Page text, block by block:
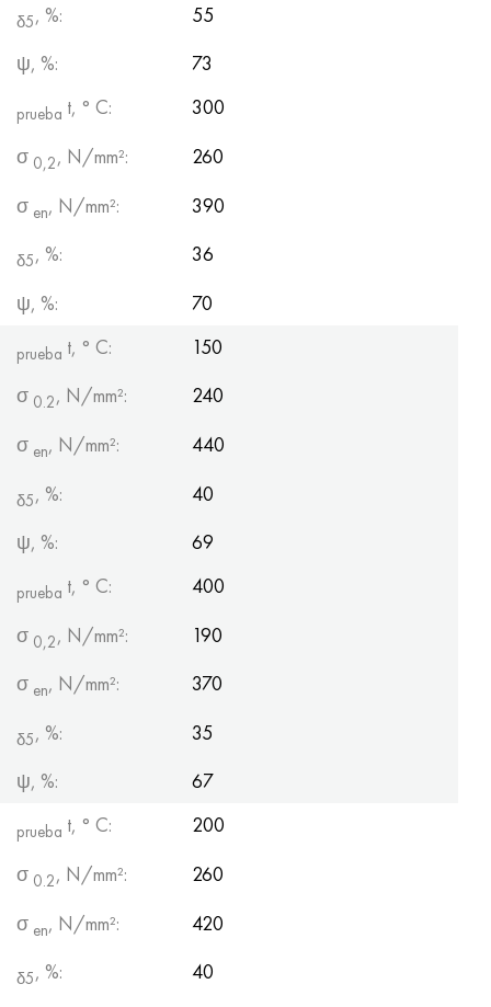
δ5, %:
55
ψ, %:
73
prueba t, ° С:
300
σ 0,2, N/mm²:
260
σ en, N/mm²: 390
δ5, %:
36
ψ, %:
70
prueba t, ° С:
150
σ 0.2, N/mm²:
240
σ en, N/mm²: 440
δ5, %:
40
ψ, %:
69
prueba t, ° С:
400
σ 0,2, N/mm²:
190
σ en, N/mm²: 370
δ5, %:
35
ψ, %:
67
prueba t, ° С:
200
σ 0.2, N/mm²:
260
σ en, N/mm²: 420
δ5, %: 40